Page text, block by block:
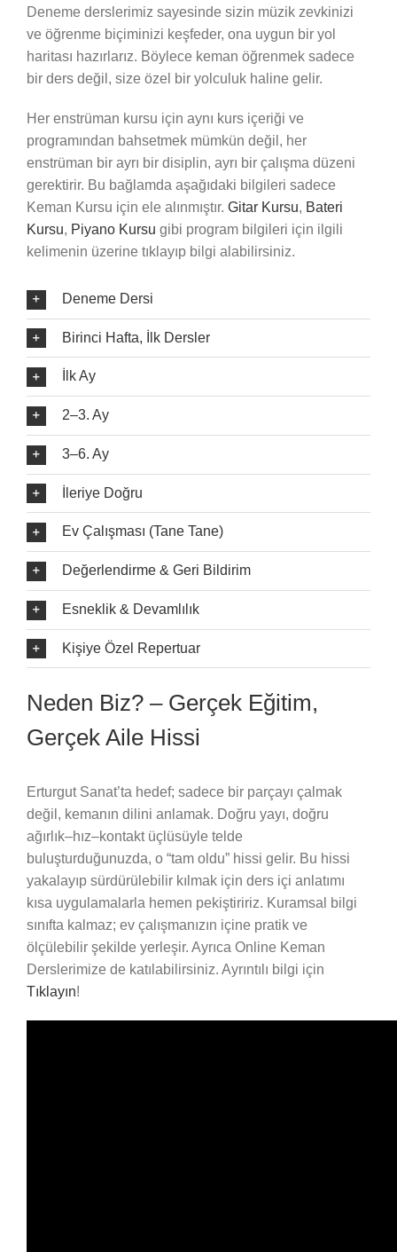
Deneme derslerimiz sayesinde sizin müzik zevkinizi
ve öğrenme biçiminizi keşfeder, ona uygun bir yol
haritası hazırlarız. Böylece keman öğrenmek sadece
bir ders değil, size özel bir yolculuk haline gelir.
Her enstrüman kursu için aynı kurs içeriği ve
programından bahsetmek mümkün değil, her
enstrüman bir ayrı bir disiplin, ayrı bir çalışma düzeni
gerektirir. Bu bağlamda aşağıdaki bilgileri sadece
Keman Kursu için ele alınmıştır. Gitar Kursu, Bateri
Kursu, Piyano Kursu gibi program bilgileri için ilgili
kelimenin üzerine tıklayıp bilgi alabilirsiniz.
Deneme Dersi
Birinci Hafta, İlk Dersler
İlk Ay
2–3. Ay
3–6. Ay
İleriye Doğru
Ev Çalışması (Tane Tane)
Değerlendirme & Geri Bildirim
Esneklik & Devamlılık
Kişiye Özel Repertuar
Neden Biz? – Gerçek Eğitim,
Gerçek Aile Hissi
Erturgut Sanat’ta hedef; sadece bir parçayı çalmak
değil, kemanın dilini anlamak. Doğru yayı, doğru
ağırlık–hız–kontakt üçlüsüyle telde
buluşturduğunuzda, o “tam oldu” hissi gelir. Bu hissi
yakalayıp sürdürülebilir kılmak için ders içi anlatımı
kısa uygulamalarla hemen pekiştiririz. Kuramsal bilgi
sınıfta kalmaz; ev çalışmanızın içine pratik ve
ölçülebilir şekilde yerleşir. Ayrıca Online Keman
Derslerimize de katılabilirsiniz. Ayrıntılı bilgi için
Tıklayın!